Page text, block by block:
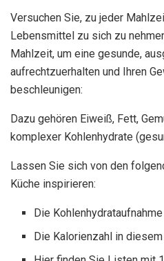
Versuchen Sie, zu jeder
Lebensmittel zu sich zu
Mahlzeit, um eine gesunde,
aufrechtzuerhalten und Ihren
beschleunigen:
Dazu gehören Eiweiß, Fett,
komplexer Kohlenhydrate
Lassen Sie sich von den
Küche inspirieren:
Die
Die Kalorienzahl in